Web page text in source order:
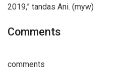
2019,” tandas Ani. (myw)
Comments
comments